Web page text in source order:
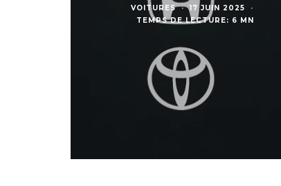
VOITURES · 17 JUIN 2025
·
TEMPS DE LECTURE: 6 MN